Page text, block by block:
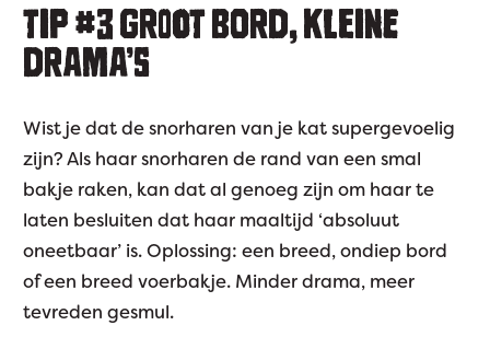
TIP #3GROOT BORD, KLEINE
DRAMA’S
Wist je dat de snorharen van je kat supergevoelig
zijn? Als haar snorharen de rand van een smal
bakje raken, kan dat al genoeg zijn om haar te
laten besluiten dat haar maaltijd ‘absoluut
oneetbaar’ is. Oplossing: een breed, ondiep bord
of een breed voerbakje. Minder drama, meer
tevreden gesmul.